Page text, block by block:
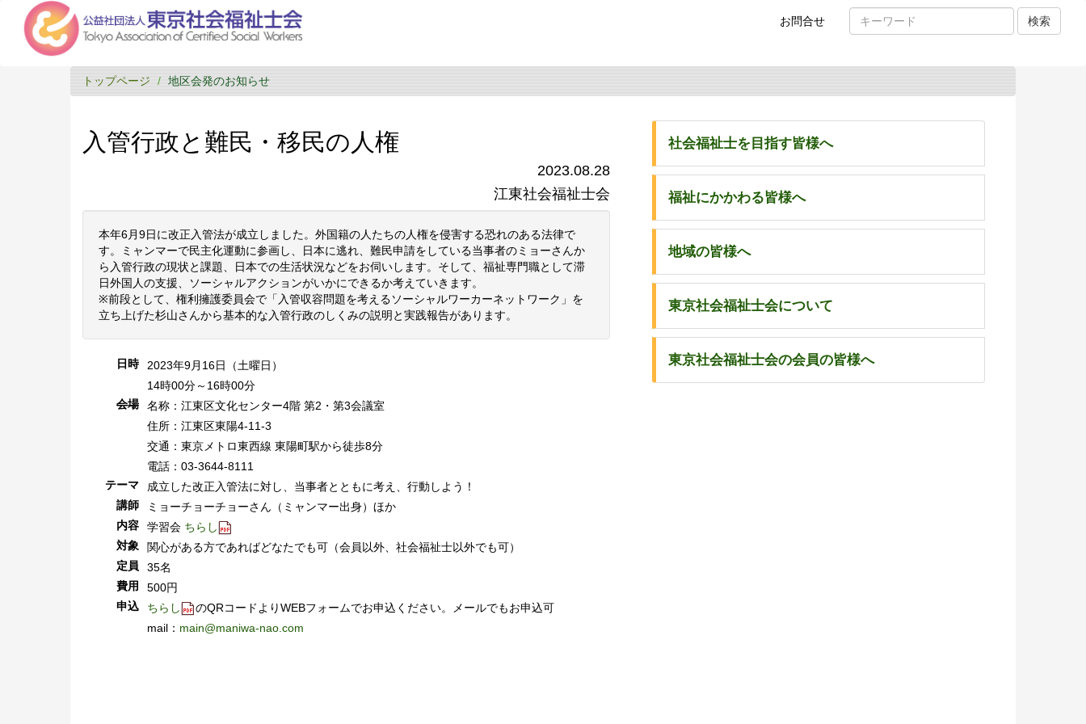
検索
お問合せお
合
トップページ 地区会発のお知らせ
入管行政と難民・移民の人権
2023.08.28
江東社会福祉士会
本年6月9日に改正入管法が成立しました。外国籍の人たちの人権を侵害する恐れのある法律で
す。ミャンマーで民主化運動に参画し、日本に逃れ、難民申請をしている当事者のミョーさんか
ら入管行政の現状と課題、日本での生活状況などをお伺いします。そして、福祉専門職として滞
日外国人の支援、ソーシャルアクションがいかにできるか考えていきます。
※前段として、権利擁護委員会で「入管収容問題を考えるソーシャルワーカーネットワーク」を
立ち上げた杉山さんから基本的な入管行政のしくみの説明と実践報告があります。
日時
2023年9月16日（土曜日）
14時00分～16時00分
会場
名称：江東区文化センター4階 第2・第3会議室
住所：江東区東陽4-11-3
交通：東京メトロ東西線 東陽町駅から徒歩8分
電話：03-3644-8111
テーマ
成立した改正入管法に対し、当事者とともに考え、行動しよう！
講師
ミョーチョーチョーさん（ミャンマー出身）ほか
内容
学習会 ちらし
対象
関心がある方であればどなたでも可（会員以外、社会福祉士以外でも可）
定員
35名
費用
500円
申込
ちらし
のQRコードよりWEBフォームでお申込ください。メールでもお申込可
mail： main@maniwa-nao.com
社会福祉士を目指す皆様へ
福祉にかかわる皆様へ
地域の皆様へ
東京社会福祉士会について
東京社会福祉士会の会員の皆様へ